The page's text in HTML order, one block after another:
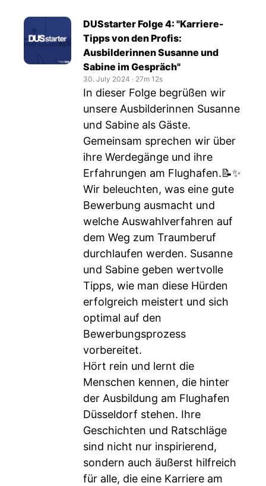
DUSstarter Folge 4: "Karriere-
Tipps von den Profis:
Ausbilderinnen Susanne und
Sabine im Gespräch"
30. July 2024 ‧ 27m 12s
In dieser Folge begrüßen wir
unsere Ausbilderinnen Susanne
und Sabine als Gäste.
Gemeinsam sprechen wir über
ihre Werdegänge und ihre
Erfahrungen am Flughafen.📝✨
Wir beleuchten, was eine gute
Bewerbung ausmacht und
welche Auswahlverfahren auf
dem Weg zum Traumberuf
durchlaufen werden. Susanne
und Sabine geben wertvolle
Tipps, wie man diese Hürden
erfolgreich meistert und sich
optimal auf den
Bewerbungsprozess
vorbereitet.
Hört rein und lernt die
Menschen kennen, die hinter
der Ausbildung am Flughafen
Düsseldorf stehen. Ihre
Geschichten und Ratschläge
sind nicht nur inspirierend,
sondern auch äußerst hilfreich
für alle, die eine Karriere am